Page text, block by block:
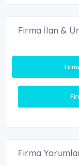
Firma İlan &
Firma